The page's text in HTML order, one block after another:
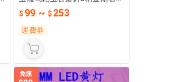
頭99 ~ 253
運費券